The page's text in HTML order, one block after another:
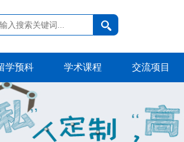
学预科 学术课程 交流项目